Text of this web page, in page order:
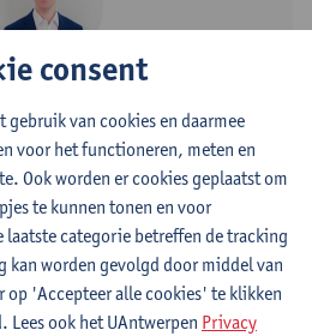
consent
gebruik van cookies en daarmee
voor het functioneren, meten en
Ook worden er cookies geplaatst om
te kunnen tonen en voor
categorie betreffen de tracking
kan worden gevolgd door middel van
op 'Accepteer alle cookies' te klikken
Lees ook het UAntwerpen Privacy